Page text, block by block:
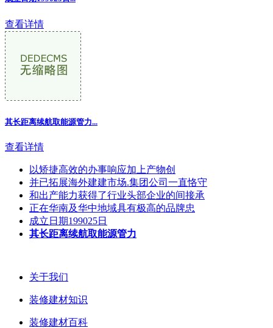
查看详情
其长距离续航取能源管力...
查看详情
以矫捷高效的办事响应加上产物创
并已拓展海外建建市场.集团公司一直恪守
和出产能力获得了行业头部企业的间接承
正在华南及华中地域具有极高的品牌忠
成立日期199025日
其长距离续航取能源管力
关于我们
装修建材知识
装修建材百科